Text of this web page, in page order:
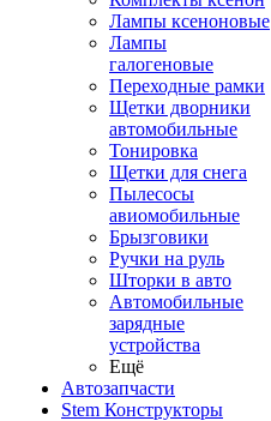
Лампы ксеноновые
Лампы
галогеновые
Переходные рамки
Щетки дворники
автомобильные
Тонировка
Щетки для снега
Пылесосы
авиомобильные
Брызговики
Ручки на руль
Шторки в авто
Автомобильные
зарядные
устройства
Ещё
Автозапчасти
Stem Конструкторы